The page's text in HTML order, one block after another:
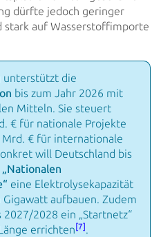
dürfte jedoch geringer
stark auf Wasserstoffimporte
unterstützt die
bis zum Jahr 2026 mit
Mitteln. Sie steuert
€ für nationale Projekte
Mrd. € für internationale
will Deutschland bis
„Nationalen
eine Elektrolysekapazität
aufbauen. Zudem
2027/2028 ein „Startnetz“
errichten[7].